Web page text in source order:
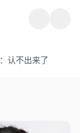
认不出来了